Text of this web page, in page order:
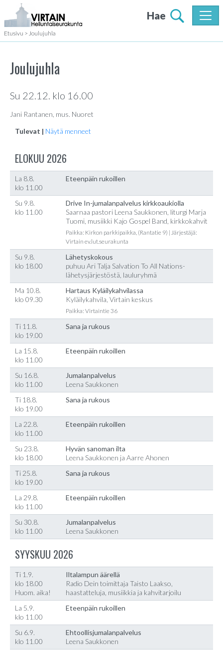
Hae
Etusivu > Joulujuhla
Joulujuhla
Su 22.12. klo 16.00
Jani Rantanen, mus. Nuoret
Tulevat | Näytä menneet
ELOKUU 2026
La 8.8.
klo 11.00
Eteenpäin rukoillen
Su 9.8.
klo 11.00
Drive In-jumalanpalvelus kirkkoaukiolla
Saarnaa pastori Leena Saukkonen, liturgi Marja
Tuomi, musiikki Kajo Gospel Band, kirkkokahvit
Paikka: Kirkon parkkipaikka, (Rantatie 9) | Järjestäjä:
Virtain ev.lut.seurakunta
Su 9.8.
klo 18.00
Lähetyskokous
puhuu Ari Talja Salvation To All Nations-
lähetysjärjestöstä, lauluryhmä
Ma 10.8.
klo 09.30
Hartaus Kyläilykahvilassa
Kyläilykahvila, Virtain keskus
Paikka: Virtaintie 36
Ti 11.8.
klo 19.00
Sana ja rukous
La 15.8.
klo 11.00
Eteenpäin rukoillen
Su 16.8.
klo 11.00
Jumalanpalvelus
Leena Saukkonen
Ti 18.8.
klo 19.00
Sana ja rukous
La 22.8.
klo 11.00
Eteenpäin rukoillen
Su 23.8.
klo 18.00
Hyvän sanoman ilta
Leena Saukkonen ja Aarre Ahonen
Ti 25.8.
klo 19.00
Sana ja rukous
La 29.8.
klo 11.00
Eteenpäin rukoillen
Su 30.8.
klo 11.00
Jumalanpalvelus
Leena Saukkonen
SYYSKUU 2026
Ti 1.9.
klo 18.00
Huom. aika!
Iltalampun äärellä
Radio Dein toimittaja Taisto Laakso,
haastatteluja, musiikkia ja kahvitarjoilu
La 5.9.
klo 11.00
Eteenpäin rukoillen
Su 6.9.
klo 11.00
Ehtoollisjumalanpalvelus
Leena Saukkonen